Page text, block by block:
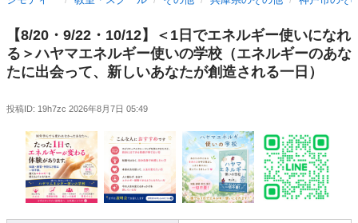
【8/20・9/22・10/12】＜1日でエネルギー使いになれ
る＞ハヤマエネルギー使いの学校（エネルギーのあな
たに出会って、新しいあなたが創造される一日）
投稿ID: 19h7zc 2026年8月7日 05:49